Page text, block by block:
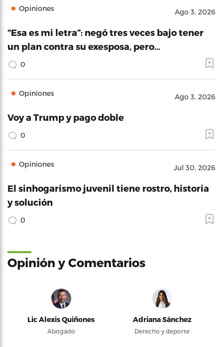
Opiniones Ago 3, 2026
“Esa es mi letra”: negó tres veces bajo tener
un plan contra su exesposa, pero…
0
Opiniones Ago 3, 2026
Voy a Trump y pago doble
0
Opiniones Jul 30, 2026
El sinhogarismo juvenil tiene rostro, historia
y solución
0
Opinión y Comentarios
Lic Alexis Quiñones
Abogado
Adriana Sánchez
Derecho y deporte